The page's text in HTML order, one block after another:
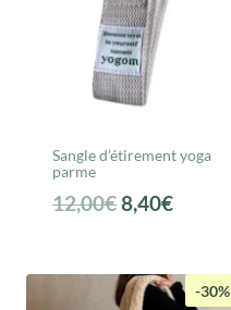
Sangle d’étirement yoga
parme
12,00€Le
était :
8,40€Le
est :-30%